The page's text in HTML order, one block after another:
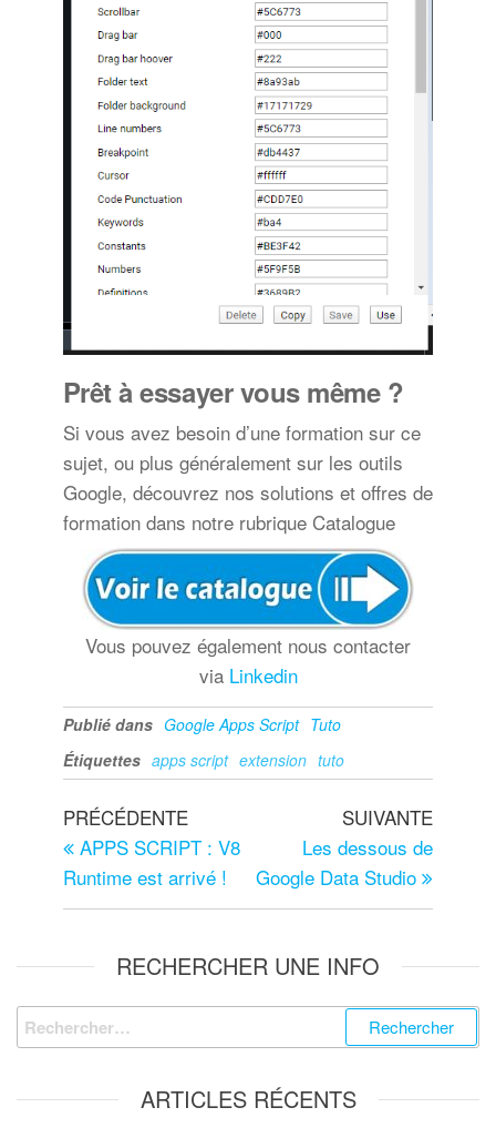
Prêt à essayer vous même ?
Si vous avez besoin d’une formation sur ce
sujet, ou plus généralement sur les outils
Google, découvrez nos solutions et offres de
formation dans notre rubrique Catalogue
Vous pouvez également nous contacter
via Linkedin
Publié dans Google Apps Script Tuto
Étiquettes apps script extension tuto
PRÉCÉDENTE
APPS SCRIPT : V8
Runtime est arrivé !
SUIVANTE
Les dessous de
Google Data Studio
RECHERCHER UNE INFO
ARTICLES RÉCENTS